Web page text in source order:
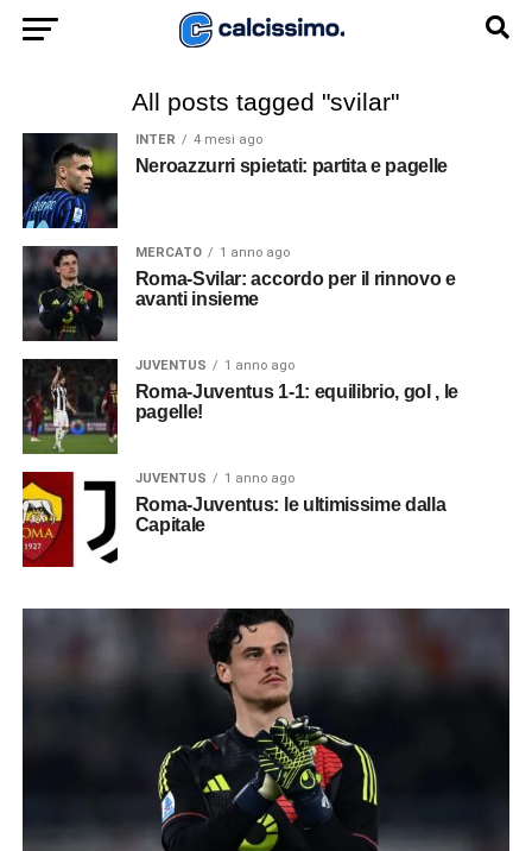
All posts tagged "svilar"
INTER 4 mesi ago
Neroazzurri spietati: partita e pagelle
MERCATO 1 anno ago
Roma-Svilar: accordo per il rinnovo e
avanti insieme
JUVENTUS 1 anno ago
Roma-Juventus 1-1: equilibrio, gol , le
pagelle!
JUVENTUS 1 anno ago
Roma-Juventus: le ultimissime dalla
Capitale